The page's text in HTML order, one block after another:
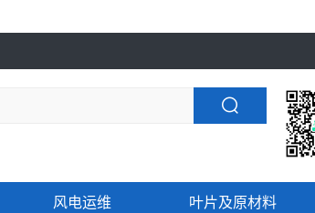
风电运维 叶片及原材料